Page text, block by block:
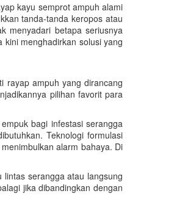
kayu semprot ampuh alami
tanda-tanda keropos atau
menyadari betapa seriusnya
menghadirkan solusi yang
rayap ampuh yang dirancang
pilihan favorit para
bagi infestasi serangga
Teknologi formulasi
alarm bahaya. Di
serangga atau langsung
jika dibandingkan dengan